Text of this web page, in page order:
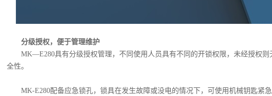
分级授权，便于管理维护
MK—E280具有分级授权管理，不同使用人员具有不同的开锁权限，未经授权则
全性。
MK-E280配备应急锁孔，锁具在发生故障或没电的情况下，可使用机械钥匙紧